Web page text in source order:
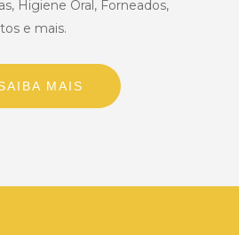
Higiene Oral, Forneados,
e mais.
MAIS